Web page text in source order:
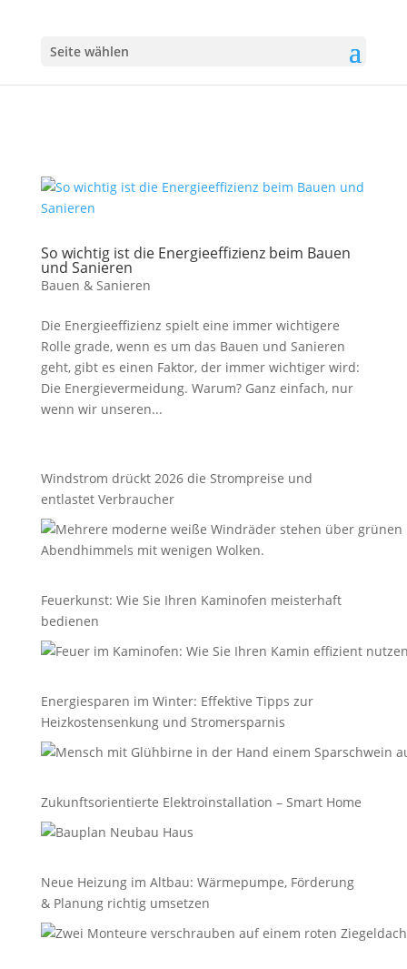
Seite wählen
So wichtig ist die Energieeffizienz beim Bauen
und Sanieren
Bauen & Sanieren
Die Energieeffizienz spielt eine immer wichtigere
Rolle grade, wenn es um das Bauen und Sanieren
geht, gibt es einen Faktor, der immer wichtiger wird:
Die Energievermeidung. Warum? Ganz einfach, nur
wenn wir unseren...
Windstrom drückt 2026 die Strompreise und
entlastet Verbraucher
Feuerkunst: Wie Sie Ihren Kaminofen meisterhaft
bedienen
Energiesparen im Winter: Effektive Tipps zur
Heizkostensenkung und Stromersparnis
Zukunftsorientierte Elektroinstallation – Smart Home
Neue Heizung im Altbau: Wärmepumpe, Förderung
& Planung richtig umsetzen